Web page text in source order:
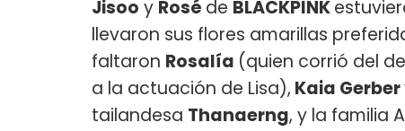
Jisoo y Rosé de BLACKPINK
llevaron sus flores amarillas
faltaron Rosalía (quien corrió del
a la actuación de Lisa), Kaia Gerber
tailandesa Thanaerng, y la familia